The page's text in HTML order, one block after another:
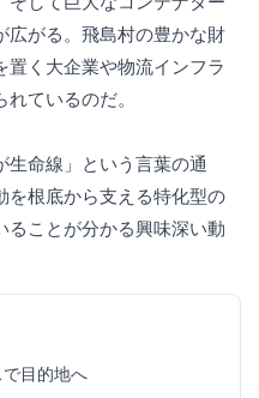
広がる。飛島村の豊かな財
く大企業や物流インフラ
ているのだ。
生命線」という言葉の通
を根底から支える特化型の
ことが分かる興味深い動
目的地へ